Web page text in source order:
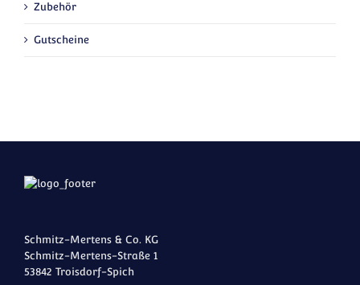
Zubehör
Gutscheine
Schmitz-Mertens & Co. KG
Schmitz-Mertens-Straße 1
53842 Troisdorf-Spich